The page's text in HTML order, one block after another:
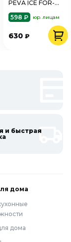
PEVA ICE FOR-
полупрозрачный
598 ₽ юр. лицам
630 ₽
и быстрая
дома
дома